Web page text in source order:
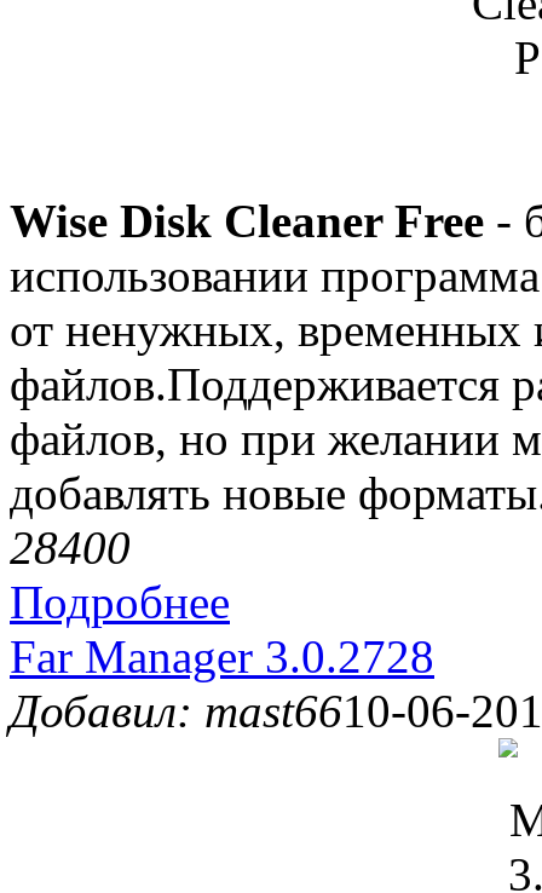
Wise Disk Cleaner Free -
использовании
от ненужных, временных
файлов.Поддерживается
файлов, но при желании
добавлять новые
28400
Подробнее
Far Manager 3.0.2728
Добавил: mast6610-06-